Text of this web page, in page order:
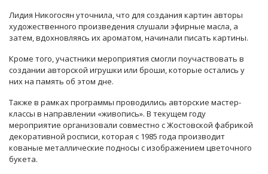
Лидия Никогосян уточнила, что для создания картин авторы
художественного произведения слушали эфирные масла, а
затем, вдохновляясь их ароматом, начинали писать картины.
Кроме того, участники мероприятия смогли поучаствовать в
создании авторской игрушки или броши, которые остались у
них на память об этом дне.
Также в рамках программы проводились авторские мастер-
классы в направлении «живопись». В текущем году
мероприятие организовали совместно с Жостовской фабрикой
декоративной росписи, которая с 1985 года производит
кованые металлические подносы с изображением цветочного
букета.